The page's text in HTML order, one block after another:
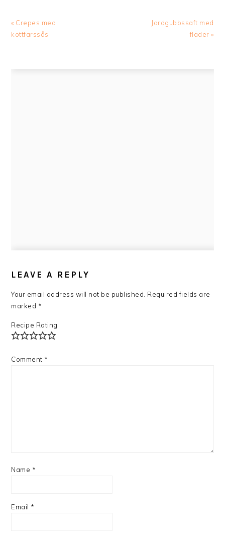
Previous
Post:
« Crepes med
köttfärssås
Next
Jordgubbssaft med
fläder »
INTERACTIONS
LEAVE A REPLY
Your email address will not be published. Required fields are
marked *
Recipe Rating
Comment *
Name *
Email *